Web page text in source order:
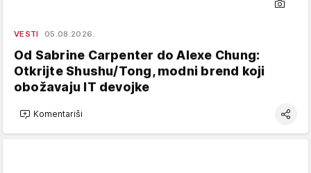
VESTI 05.08.2026.
Od Sabrine Carpenter do Alexe Chung:
Otkrijte Shushu/Tong, modni brend koji
obožavaju IT devojke
Komentariši